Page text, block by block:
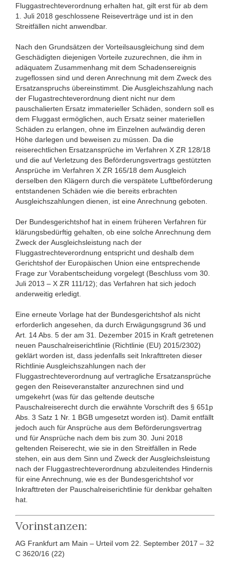
Fluggastrechteverordnung erhalten hat, gilt erst für ab dem
1. Juli 2018 geschlossene Reiseverträge und ist in den
Streitfällen nicht anwendbar.
Nach den Grundsätzen der Vorteilsausgleichung sind dem
Geschädigten diejenigen Vorteile zuzurechnen, die ihm in
adäquatem Zusammenhang mit dem Schadensereignis
zugeflossen sind und deren Anrechnung mit dem Zweck des
Ersatzanspruchs übereinstimmt. Die Ausgleichszahlung nach
der Flugastrechteverordnung dient nicht nur dem
pauschalierten Ersatz immaterieller Schäden, sondern soll es
dem Fluggast ermöglichen, auch Ersatz seiner materiellen
Schäden zu erlangen, ohne im Einzelnen aufwändig deren
Höhe darlegen und beweisen zu müssen. Da die
reiserechtlichen Ersatzansprüche im Verfahren X ZR 128/18
und die auf Verletzung des Beförderungsvertrags gestützten
Ansprüche im Verfahren X ZR 165/18 dem Ausgleich
derselben den Klägern durch die verspätete Luftbeförderung
entstandenen Schäden wie die bereits erbrachten
Ausgleichszahlungen dienen, ist eine Anrechnung geboten.
Der Bundesgerichtshof hat in einem früheren Verfahren für
klärungsbedürftig gehalten, ob eine solche Anrechnung dem
Zweck der Ausgleichsleistung nach der
Fluggastrechteverordnung entspricht und deshalb dem
Gerichtshof der Europäischen Union eine entsprechende
Frage zur Vorabentscheidung vorgelegt (Beschluss vom 30.
Juli 2013 – X ZR 111/12); das Verfahren hat sich jedoch
anderweitig erledigt.
Eine erneute Vorlage hat der Bundesgerichtshof als nicht
erforderlich angesehen, da durch Erwägungsgrund 36 und
Art. 14 Abs. 5 der am 31. Dezember 2015 in Kraft getretenen
neuen Pauschalreiserichtlinie (Richtlinie (EU) 2015/2302)
geklärt worden ist, dass jedenfalls seit Inkrafttreten dieser
Richtlinie Ausgleichszahlungen nach der
Fluggastrechteverordnung auf vertragliche Ersatzansprüche
gegen den Reiseveranstalter anzurechnen sind und
umgekehrt (was für das geltende deutsche
Pauschalreiserecht durch die erwähnte Vorschrift des § 651p
Abs. 3 Satz 1 Nr. 1 BGB umgesetzt worden ist). Damit entfällt
jedoch auch für Ansprüche aus dem Beförderungsvertrag
und für Ansprüche nach dem bis zum 30. Juni 2018
geltenden Reiserecht, wie sie in den Streitfällen in Rede
stehen, ein aus dem Sinn und Zweck der Ausgleichsleistung
nach der Fluggastrechteverordnung abzuleitendes Hindernis
für eine Anrechnung, wie es der Bundesgerichtshof vor
Inkrafttreten der Pauschalreiserichtlinie für denkbar gehalten
hat.
Vorinstanzen:
AG Frankfurt am Main – Urteil vom 22. September 2017 – 32
C 3620/16 (22)